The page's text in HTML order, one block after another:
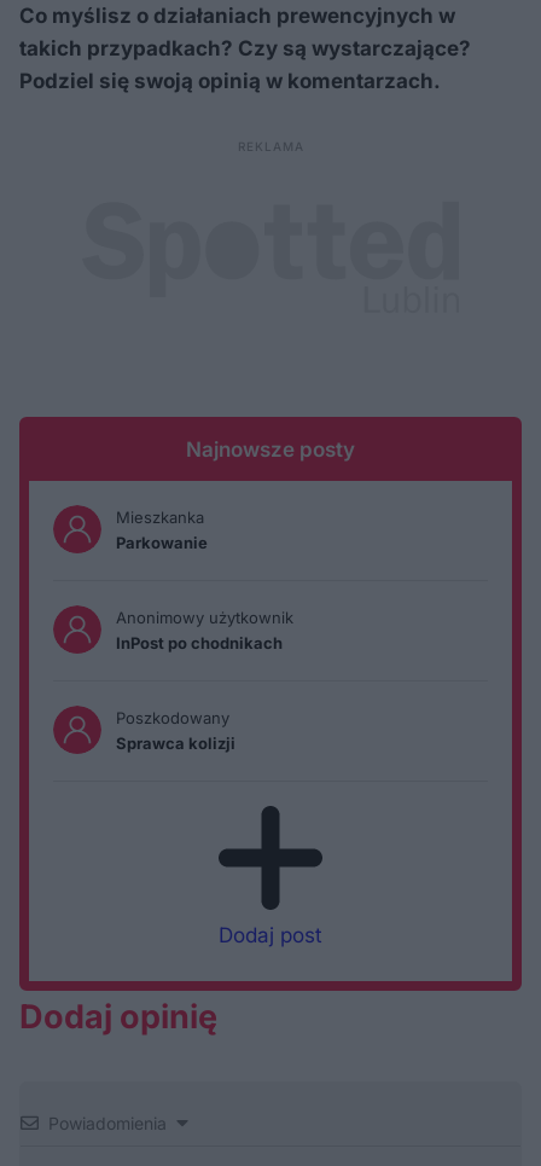
Co myślisz o działaniach prewencyjnych w
takich przypadkach? Czy są wystarczające?
Podziel się swoją opinią w komentarzach.
Najnowsze posty
Mieszkanka
Parkowanie
Anonimowy użytkownik
InPost po chodnikach
Poszkodowany
Sprawca kolizji
Dodaj post
Dodaj opinię
Powiadomienia